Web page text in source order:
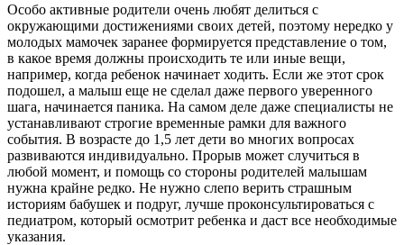
Особо активные родители очень любят делиться с
окружающими достижениями своих детей, поэтому нередко у
молодых мамочек заранее формируется представление о том,
в какое время должны происходить те или иные вещи,
например, когда ребенок начинает ходить. Если же этот срок
подошел, а малыш еще не сделал даже первого уверенного
шага, начинается паника. На самом деле даже специалисты не
устанавливают строгие временные рамки для важного
события. В возрасте до 1,5 лет дети во многих вопросах
развиваются индивидуально. Прорыв может случиться в
любой момент, и помощь со стороны родителей малышам
нужна крайне редко. Не нужно слепо верить страшным
историям бабушек и подруг, лучше проконсультироваться с
педиатром, который осмотрит ребенка и даст все необходимые
указания.